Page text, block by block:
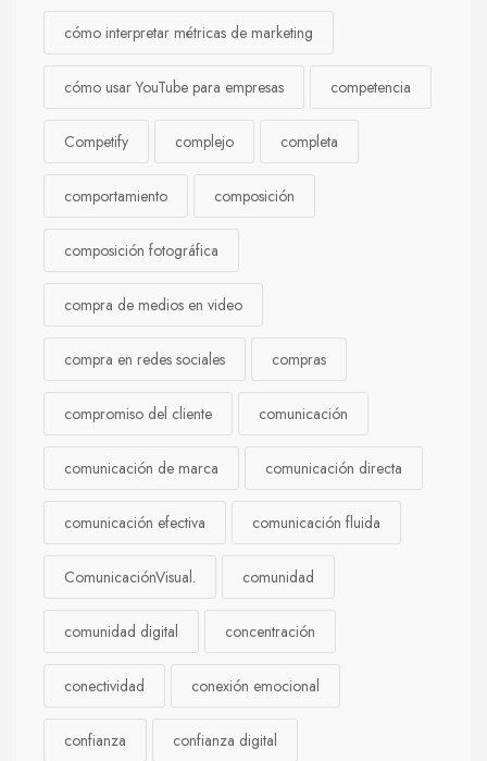
cómo interpretar métricas de marketing
cómo usar YouTube para empresas competencia
Competify complejo completa
comportamiento composición
composición fotográfica
compra de medios en video
compra en redes sociales compras
compromiso del cliente comunicación
comunicación de marca comunicación directa
comunicación efectiva comunicación fluida
ComunicaciónVisual. comunidad
comunidad digital concentración
conectividad conexión emocional
confianza confianza digital